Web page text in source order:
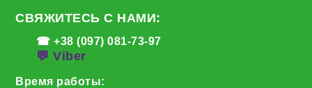
СВЯЖИТЕСЬ С НАМИ:
☎ +38 (097) 081-73-97
💬 Viber
Время работы: